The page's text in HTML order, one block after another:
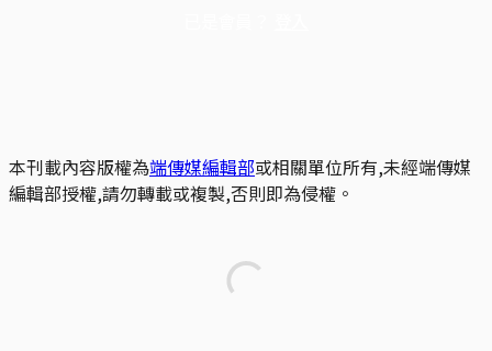
本刊載內容版權為端傳媒編輯部或相關單位所有,未經端傳媒
編輯部授權,請勿轉載或複製,否則即為侵權。